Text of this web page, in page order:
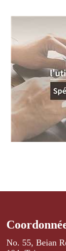
No. 55, Beian